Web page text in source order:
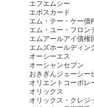
エフエムシー
エポスカード
エム・テー・ケー債
エム・ユー・フロン
エムアールアイ債権
エムズホールディン
オーシーエス
オーシャンセブン
おきぎんジェーシー
オリエントコーポレ
オリックス
オリックス・クレジ